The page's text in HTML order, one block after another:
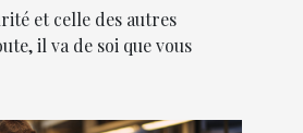
et celle des autres
il va de soi que vous